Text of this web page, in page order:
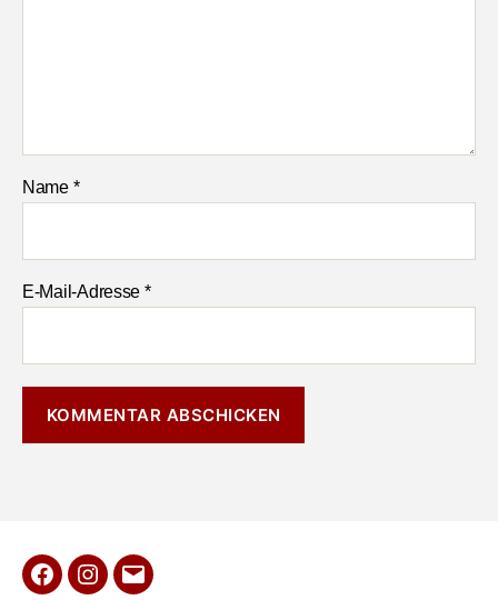
Name *
E-Mail-Adresse *
Facebook
Instagram
E-